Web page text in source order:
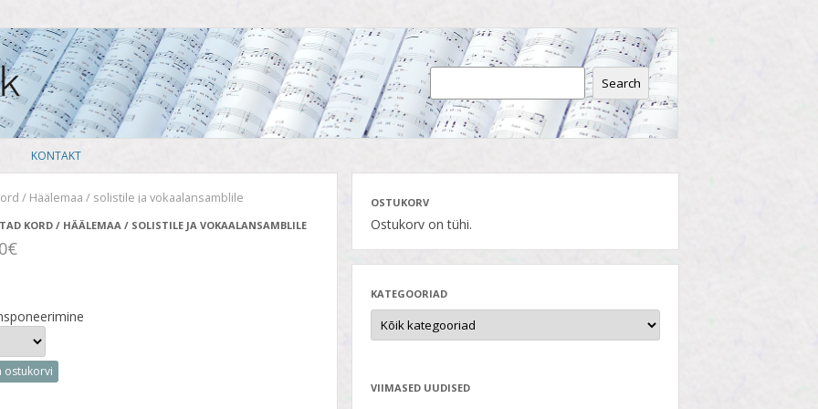
Search
content
KONTAKT
/ Häälemaa / solistile ja vokaalansamblile
KORD / HÄÄLEMAA / SOLISTILE JA VOKAALANSAMBLILE
ostukorvi
OSTUKORV
Ostukorv on tühi.
KATEGOORIAD
VIIMASED UUDISED